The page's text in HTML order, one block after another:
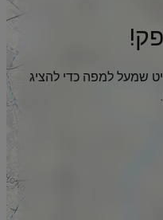
שמעל למפה כדי להציג